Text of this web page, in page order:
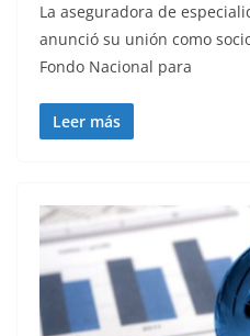
La aseguradora de
anunció su unión como
Fondo Nacional para
Leer más